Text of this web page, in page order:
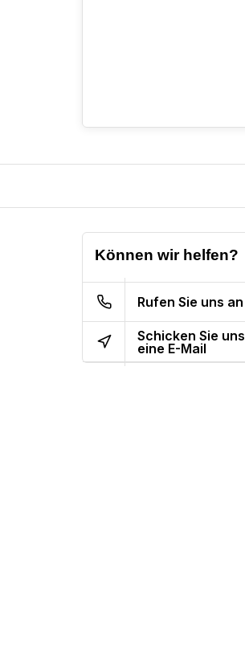
Können wir helfen?
Rufen Sie uns an
Schicken Sie uns
eine E-Mail